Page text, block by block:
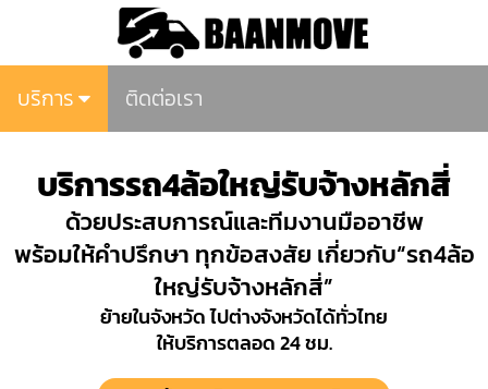
บริการ ติดต่อเรา
บริการรถ4ล้อใหญ่รับจ้างหลักสี่
ด้วยประสบการณ์และทีมงานมืออาชีพ
พร้อมให้คำปรึกษา ทุกข้อสงสัย เกี่ยวกับ“รถ4ล้อ
ใหญ่รับจ้างหลักสี่”
ย้ายในจังหวัด ไปต่างจังหวัดได้ทั่วไทย
ให้บริการตลอด 24 ชม.